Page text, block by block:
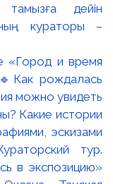
дейін
кураторы –